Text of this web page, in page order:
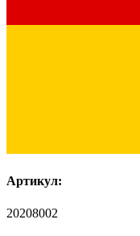
Артикул:
20208002